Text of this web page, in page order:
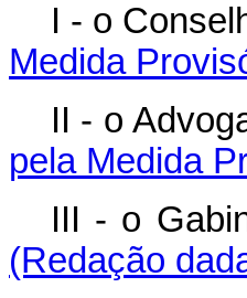
I - o
Medida
II - o
pela Medida
III - o
(Redação